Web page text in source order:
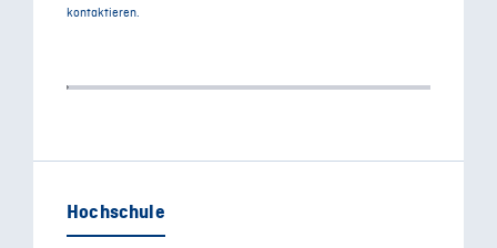
kontaktieren.
Hochschule